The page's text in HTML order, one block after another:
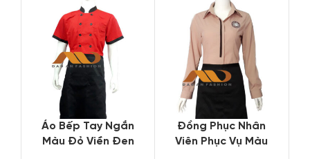
Áo Bếp Tay Ngắn
Màu Đỏ Viền Đen
Đồng Phục Nhân
Viên Phục Vụ Màu